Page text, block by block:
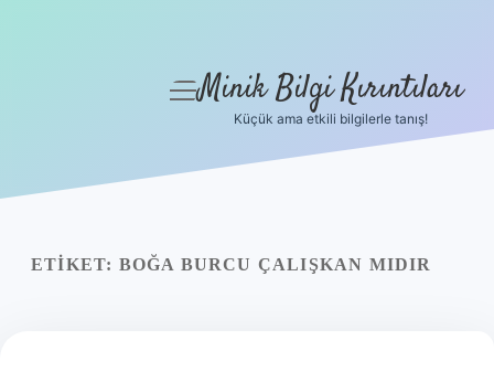
Yasal Uyarı
menüyü
Minik Bilgi Kırıntıları
Küçük ama etkili bilgilerle tanış!
ETIKET: BOĞA BURCU ÇALIŞKAN MIDIR